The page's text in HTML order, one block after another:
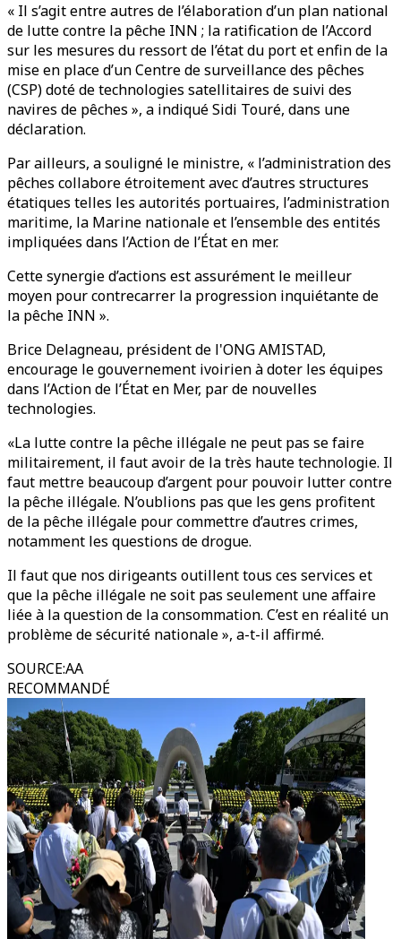
« Il s’agit entre autres de l’élaboration d’un plan national
de lutte contre la pêche INN ; la ratification de l’Accord
sur les mesures du ressort de l’état du port et enfin de la
mise en place d’un Centre de surveillance des pêches
(CSP) doté de technologies satellitaires de suivi des
navires de pêches », a indiqué Sidi Touré, dans une
déclaration.
Par ailleurs, a souligné le ministre, « l’administration des
pêches collabore étroitement avec d’autres structures
étatiques telles les autorités portuaires, l’administration
maritime, la Marine nationale et l’ensemble des entités
impliquées dans l’Action de l’État en mer.
Cette synergie d’actions est assurément le meilleur
moyen pour contrecarrer la progression inquiétante de
la pêche INN ».
Brice Delagneau, président de l'ONG AMISTAD,
encourage le gouvernement ivoirien à doter les équipes
dans l’Action de l’État en Mer, par de nouvelles
technologies.
«La lutte contre la pêche illégale ne peut pas se faire
militairement, il faut avoir de la très haute technologie. Il
faut mettre beaucoup d’argent pour pouvoir lutter contre
la pêche illégale. N’oublions pas que les gens profitent
de la pêche illégale pour commettre d’autres crimes,
notamment les questions de drogue.
Il faut que nos dirigeants outillent tous ces services et
que la pêche illégale ne soit pas seulement une affaire
liée à la question de la consommation. C’est en réalité un
problème de sécurité nationale », a-t-il affirmé.
SOURCE:AA
RECOMMANDÉ